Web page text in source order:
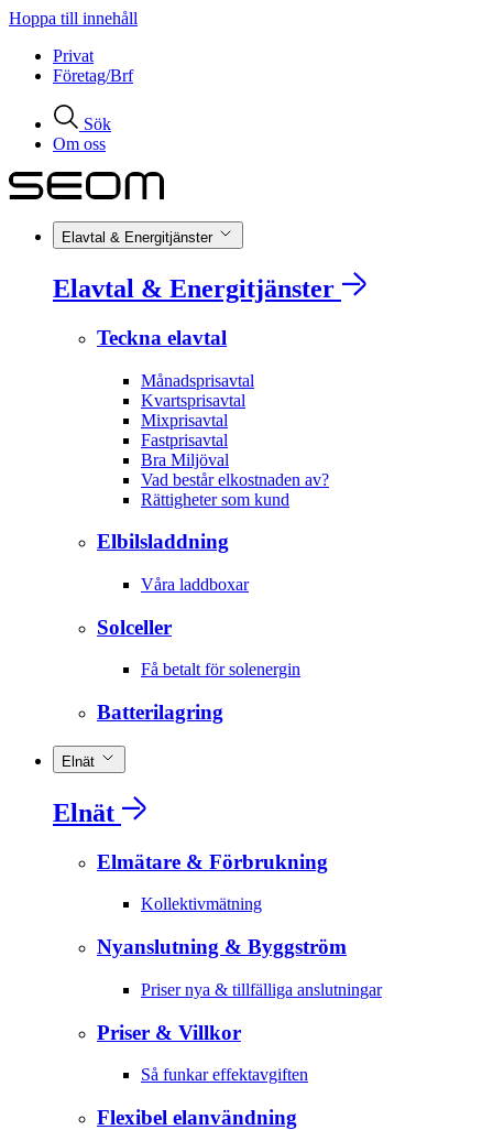
Hoppa till innehåll
Privat
Företag/Brf
Sök
Om oss
Elavtal & Energitjänster
Elavtal & Energitjänster
Teckna elavtal
Månadsprisavtal
Kvartsprisavtal
Mixprisavtal
Fastprisavtal
Bra Miljöval
Vad består elkostnaden av?
Rättigheter som kund
Elbilsladdning
Våra laddboxar
Solceller
Få betalt för solenergin
Batterilagring
Elnät
Elnät
Elmätare & Förbrukning
Kollektivmätning
Nyanslutning & Byggström
Priser nya & tillfälliga anslutningar
Priser & Villkor
Så funkar effektavgiften
Flexibel elanvändning